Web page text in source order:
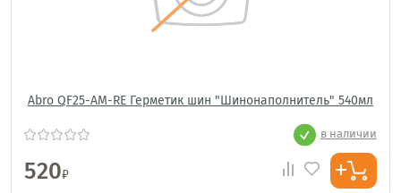
Abro QF25-AM-RE Герметик шин "Шинонаполнитель" 540мл
в наличии
520₽